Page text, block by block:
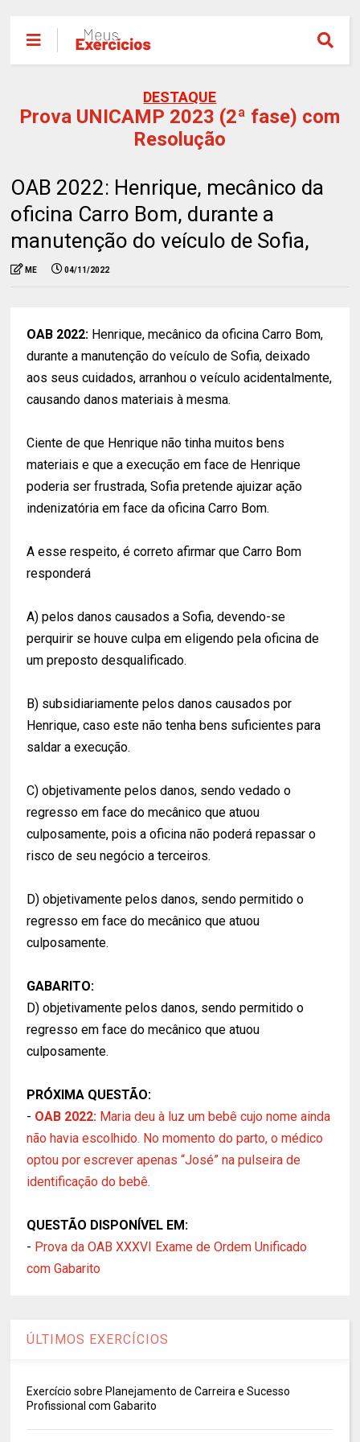
DESTAQUE
Prova UNICAMP 2023 (2ª fase) com
Resolução
OAB 2022: Henrique, mecânico da
oficina Carro Bom, durante a
manutenção do veículo de Sofia,
ME 04/11/2022
OAB 2022: Henrique, mecânico da oficina Carro Bom,
durante a manutenção do veículo de Sofia, deixado
aos seus cuidados, arranhou o veículo acidentalmente,
causando danos materiais à mesma.
Ciente de que Henrique não tinha muitos bens
materiais e que a execução em face de Henrique
poderia ser frustrada, Sofia pretende ajuizar ação
indenizatória em face da oficina Carro Bom.
A esse respeito, é correto afirmar que Carro Bom
responderá
A) pelos danos causados a Sofia, devendo-se
perquirir se houve culpa em eligendo pela oficina de
um preposto desqualificado.
B) subsidiariamente pelos danos causados por
Henrique, caso este não tenha bens suficientes para
saldar a execução.
C) objetivamente pelos danos, sendo vedado o
regresso em face do mecânico que atuou
culposamente, pois a oficina não poderá repassar o
risco de seu negócio a terceiros.
D) objetivamente pelos danos, sendo permitido o
regresso em face do mecânico que atuou
culposamente.
GABARITO:
D) objetivamente pelos danos, sendo permitido o
regresso em face do mecânico que atuou
culposamente.
PRÓXIMA QUESTÃO:
- OAB 2022: Maria deu à luz um bebê cujo nome ainda
não havia escolhido. No momento do parto, o médico
optou por escrever apenas “José” na pulseira de
identificação do bebê.
QUESTÃO DISPONÍVEL EM:
- Prova da OAB XXXVI Exame de Ordem Unificado
com Gabarito
ÚLTIMOS EXERCÍCIOS
Exercício sobre Planejamento de Carreira e Sucesso
Profissional com Gabarito